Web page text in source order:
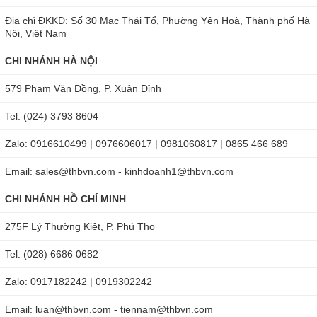
gian dài mà không cần máy tính.
thể hiệu chỉnh tại chỗ cùng sự hỗ trợ của phần mềm
Testo.
Ứng dụng của đồng hồ đo nhiệt độ, độ ẩm 623 của hãng
lại hiệu quả cao khi sử dụng. Sản phẩm giúp người dùng
nắm bắt được chỉ số về nhiệt độ, độ ẩm một cách nhanh
trung tâm mua sắm,...
Địa chỉ ĐKKD: Số 30 Mạc Thái Tổ, Phường Yên Hoà, Thành phố Hà
Nội, Việt Nam
CHI NHÁNH HÀ NỘI
579 Phạm Văn Đồng, P. Xuân Đỉnh
Tel: (024) 3793 8604
Zalo: 0916610499 | 0976606017 | 0981060817 | 0865 466 689
Email: sales@thbvn.com - kinhdoanh1@thbvn.com
CHI NHÁNH HỒ CHÍ MINH
275F Lý Thường Kiệt, P. Phú Thọ
Tel: (028) 6686 0682
Zalo: 0917182242 | 0919302242
Email: luan@thbvn.com - tiennam@thbvn.com